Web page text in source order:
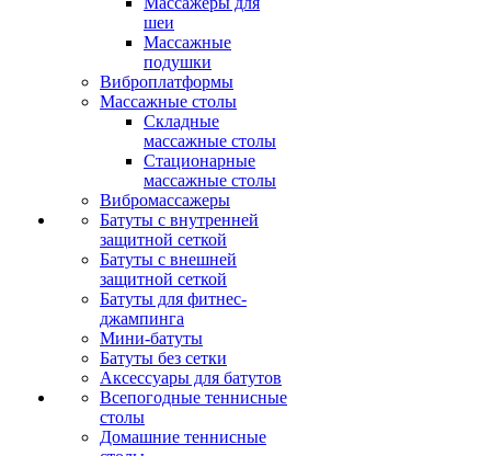
шеи
Массажные
подушки
Виброплатформы
Массажные столы
Складные
массажные столы
Стационарные
массажные столы
Вибромассажеры
Батуты с внутренней
защитной сеткой
Батуты с внешней
защитной сеткой
Батуты для фитнес-
джампинга
Мини-батуты
Батуты без сетки
Аксессуары для батутов
Всепогодные теннисные
столы
Домашние теннисные